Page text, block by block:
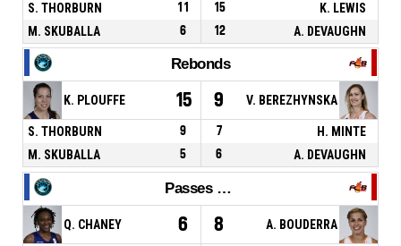
S. THORBURN 11 15
K. LEWIS
M. SKUBALLA
6 12 A. DEVAUGHN
Rebonds
K. PLOUFFE 15 9 V. BEREZHYNSKA
S. THORBURN 9 7
H. MINTE
M. SKUBALLA
5 6 A. DEVAUGHN
Passes décisives
Q. CHANEY 6 8 A. BOUDERRA